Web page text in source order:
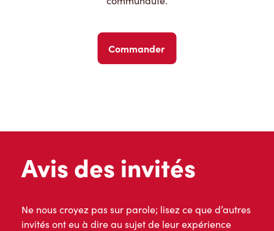
Commander
Avis des invités
Ne nous croyez pas sur parole; lisez ce que d’autres
invités ont eu à dire au sujet de leur expérience